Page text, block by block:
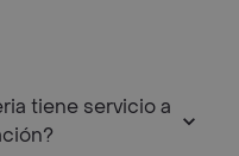
tiene servicio a